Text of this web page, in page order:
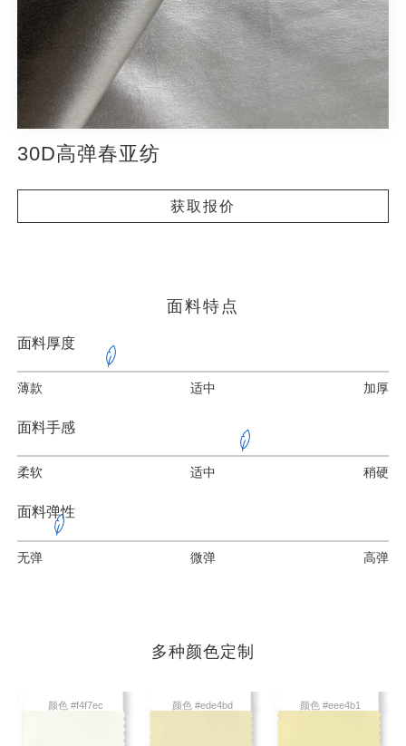
30D高弹春亚纺
获取报价
面料特点
面料厚度
薄款 适中 加厚
面料手感
柔软 适中 稍硬
面料弹性
无弹 微弹 高弹
多种颜色定制
颜色 #f4f7ec 颜色 #ede4bd 颜色 #eee4b1